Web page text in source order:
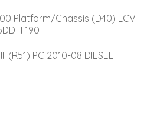
Platform/Chassis (D40) LCV
190
(R51) PC 2010-08 DIESEL